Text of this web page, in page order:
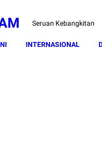
Seruan Kebangkitan
INTERNASIONAL